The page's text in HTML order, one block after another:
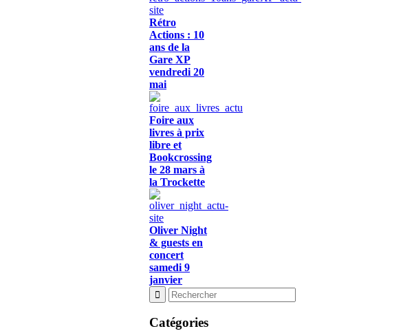
Rétro
Actions : 10
ans de la
Gare XP
vendredi 20
mai
Foire aux
livres à prix
libre et
Bookcrossing
le 28 mars à
la Trockette
Oliver Night
& guests en
concert
samedi 9
janvier
Catégories